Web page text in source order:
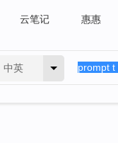
云笔记 惠惠
中英